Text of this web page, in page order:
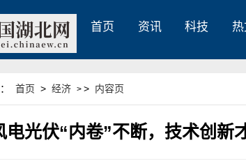
首页 资讯 科技
首页 > 经济 > > 内容页
电光伏“内卷”不断，技术创新